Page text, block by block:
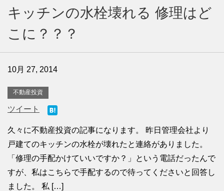
キッチンの水栓壊れる 修理はど
こに？？？
10月 27, 2014
不動産投資
ツイート
久々に不動産投資の記事になります。 昨日管理会社より
戸建てのキッチンの水栓が壊れたと連絡がありました。
「修理の手配かけていいですか？」という電話だったんで
すが、私はこちらで手配するので待ってくださいと回答し
ました。 私 […]